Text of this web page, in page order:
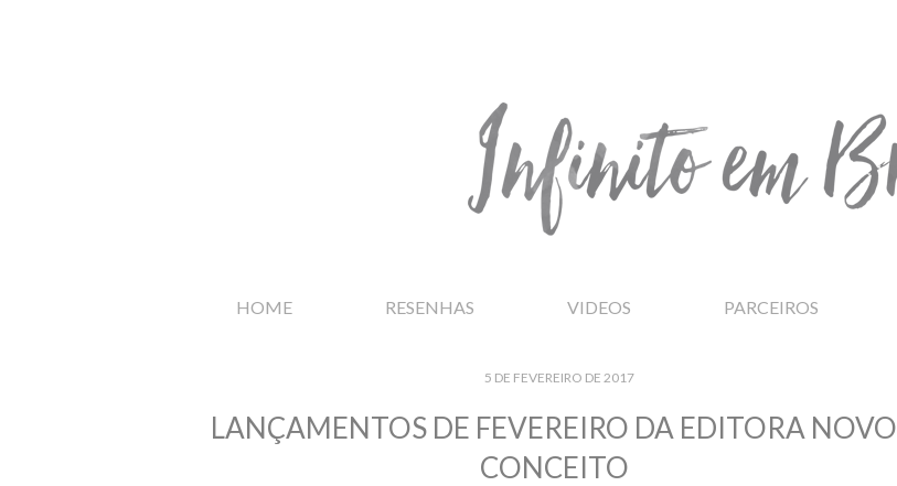
HOME RESENHAS VIDEOS PARCEIROS
5 DE FEVEREIRO DE 2017
LANÇAMENTOS DE FEVEREIRO DA EDITORA NOVO
CONCEITO